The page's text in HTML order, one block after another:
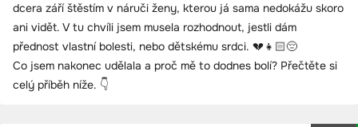
dcera září štěstím v náruči ženy, kterou já sama nedokážu skoro
ani vidět. V tu chvíli jsem musela rozhodnout, jestli dám
přednost vlastní bolesti, nebo dětskému srdci. 💔👧🏻😔
Co jsem nakonec udělala a proč mě to dodnes bolí? Přečtěte si
celý příběh níže. 👇